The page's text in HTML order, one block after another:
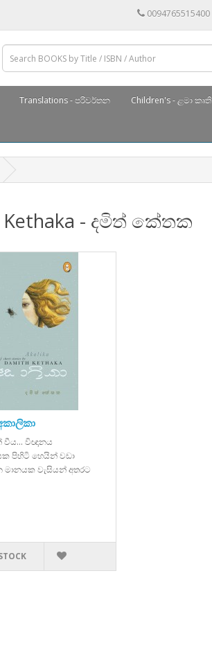
0094765515400
Translations - පරිවර්තන Children's - ළමා කෘති
Kethaka - දමිත් කේතක
වීය... විඥානය
පිහිටි හෙයින් වඩා
වැසියන් අතරට